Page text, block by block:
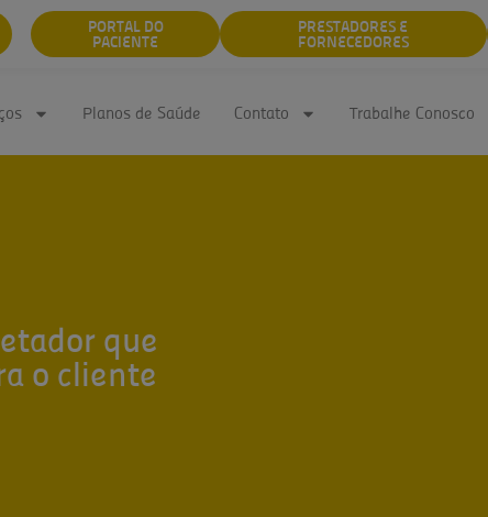
PORTAL DO
PACIENTE
PRESTADORES E
FORNECEDORES
Planos de Saúde Contato Trabalhe Conosco
que
o cliente